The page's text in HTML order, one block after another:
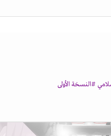
#النسخة الأولى